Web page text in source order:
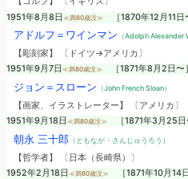
1951年8月8日 ≪満80歳没≫ ［1870年12月11日
アドルフ＝ワインマン （Adolph Alexander
【彫刻家】 〔ドイツ→アメリカ〕
1951年9月7日 ≪満80歳没≫ ［1871年8月2日〜］
ジョン＝スローン （John French Sloan）
【画家、イラストレーター】 〔アメリカ〕
1951年9月18日 ≪満80歳没≫ ［1871年3月25日
朝永 三十郎（ともなが・さんじゅうろう）
【哲学者】 〔日本（長崎県）〕
1952年2月18日 ≪満80歳没≫ ［1871年10月14日